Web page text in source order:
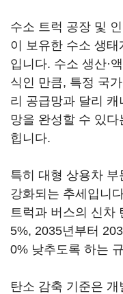
수소 트럭 공장 및
이 보유한 수소 생
입니다. 수소 생산·
식인 만큼, 특정 국
리 공급망과 달리
망을 완성할 수 있
힙니다.
특히 대형 상용차
강화되는 추세입니
트럭과 버스의 신차
5%, 2035년부터
0% 낮추도록 하는
탄소 감축 기준은